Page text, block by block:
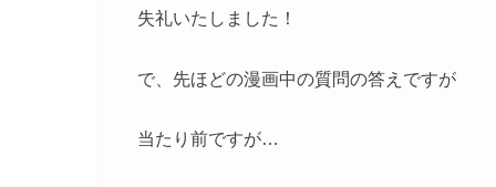
失礼いたしました！
で、先ほどの漫画中の質問の答えですが
当たり前ですが…